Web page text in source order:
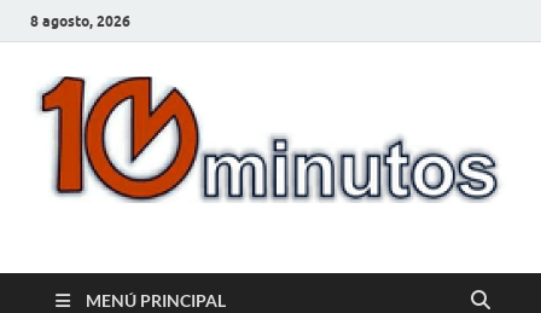
8 agosto, 2026
10minutos.com.uy
MENÚ PRINCIPAL